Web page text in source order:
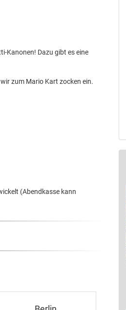
Kanonen! Dazu gibt es eine
zum Mario Kart zocken ein.
(Abendkasse kann